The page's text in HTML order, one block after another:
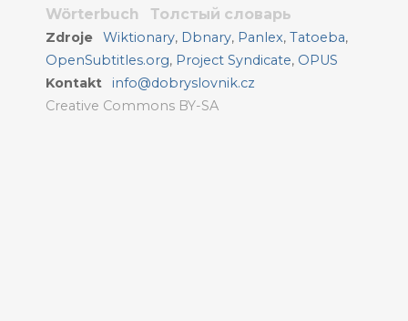
Wörterbuch
Толстый словарь
Zdroje Wiktionary, Dbnary, Panlex,Tatoeba,
OpenSubtitles.org, Project Syndicate, OPUS
Kontakt
info@dobryslovnik.cz
Creative Commons BY-SA